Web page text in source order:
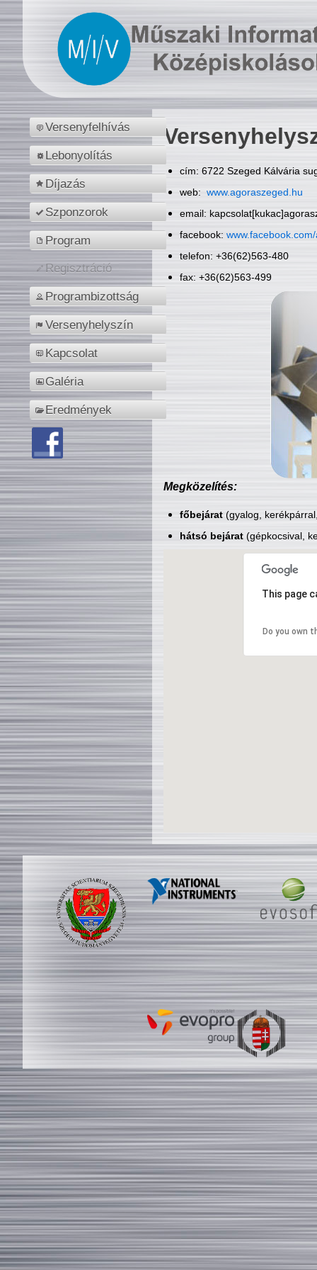
Versenyfelhívás
Lebonyolítás
Díjazás
Szponzorok
Program
Regisztráció
Programbizottság
Versenyhelyszín
Kapcsolat
Galéria
Eredmények
cím: 6722 Szeged Kálvária
web: www.agoraszeged.hu
email:
facebook:
telefon: +36(62)563-480
fax: +36(62)563-499
Megközelítés:
főbejárat(gyalog,
hátsó bejárat(gépkocsival,
This page
Do you own